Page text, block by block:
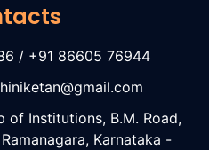
/ +91 86605 76944
of Institutions, B.M. Road,
Karnataka -